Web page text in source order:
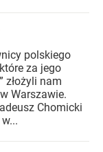
polskiego
za jego
złożyli nam
Warszawie.
Chomicki